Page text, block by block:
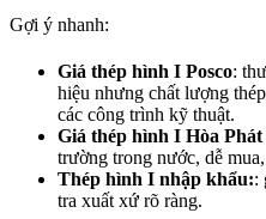
Gợi ý nhanh:
Giá thép hình I Posco:
hiệu nhưng chất lượng
các công trình kỹ thuật.
Giá thép hình I Hòa
trường trong nước, dễ
Thép hình I nhập khẩu::
tra xuất xứ rõ ràng.